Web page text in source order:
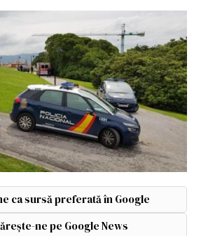
ca sursă preferată în Google
ne pe Google News